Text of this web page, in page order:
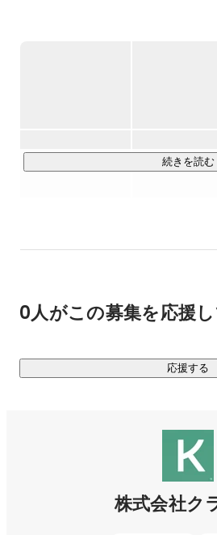
フォーム「Kuradashi」を展開し
ョン事業へと拡大しています。
今後、クラダシは、世の中に山積す
パクト企業グループを目指してま
◆ フードロスを削減するECプラッ
まだ食べられるのに廃棄される可
な価格で販売。サプライヤー（廃
（おトクな買い物）、社会（寄付
良し」を実現するECプラットフォー
続きを読む
0人がこの募集を応援
応援する
株式会社ク